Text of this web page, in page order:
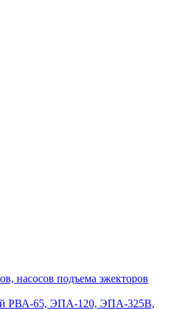
насосов подъема эжекторов
РВА-65, ЭПА-120, ЭПА-325В,